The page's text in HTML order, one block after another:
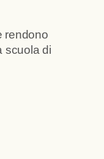
rendono
scuola di